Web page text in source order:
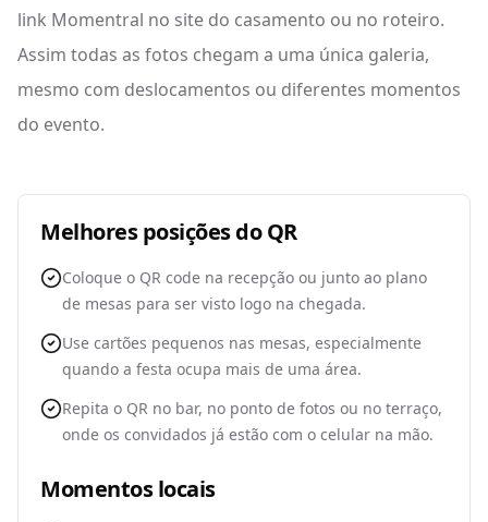
link Momentral no site do casamento ou no roteiro.
Assim todas as fotos chegam a uma única galeria,
mesmo com deslocamentos ou diferentes momentos
do evento.
Melhores posições do QR
Coloque o QR code na recepção ou junto ao plano
de mesas para ser visto logo na chegada.
Use cartões pequenos nas mesas, especialmente
quando a festa ocupa mais de uma área.
Repita o QR no bar, no ponto de fotos ou no terraço,
onde os convidados já estão com o celular na mão.
Momentos locais